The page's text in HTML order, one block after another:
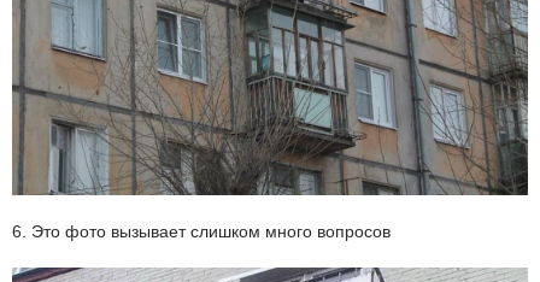
6. Это фото вызывает слишком много вопросов